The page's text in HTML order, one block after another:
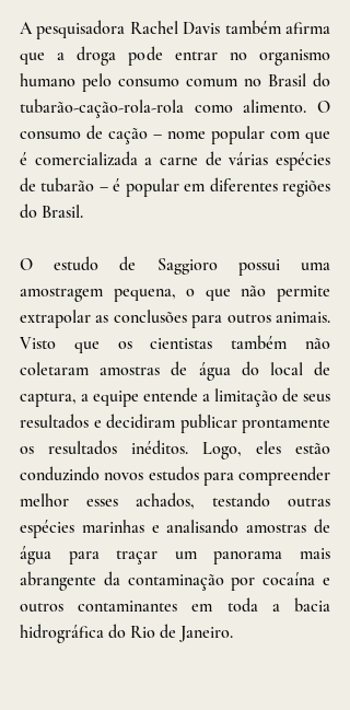
A pesquisadora Rachel Davis também afirma
que a droga pode entrar no organismo
humano pelo consumo comum no Brasil do
tubarão-cação-rola-rola como alimento. O
consumo de cação – nome popular com que
é comercializada a carne de várias espécies
de tubarão – é popular em diferentes regiões
do Brasil.
O estudo de Saggioro possui uma
amostragem pequena, o que não permite
extrapolar as conclusões para outros animais.
Visto que os cientistas também não
coletaram amostras de água do local de
captura, a equipe entende a limitação de seus
resultados e decidiram publicar prontamente
os resultados inéditos. Logo, eles estão
conduzindo novos estudos para compreender
melhor esses achados, testando outras
espécies marinhas e analisando amostras de
água para traçar um panorama mais
abrangente da contaminação por cocaína e
outros contaminantes em toda a bacia
hidrográfica do Rio de Janeiro.